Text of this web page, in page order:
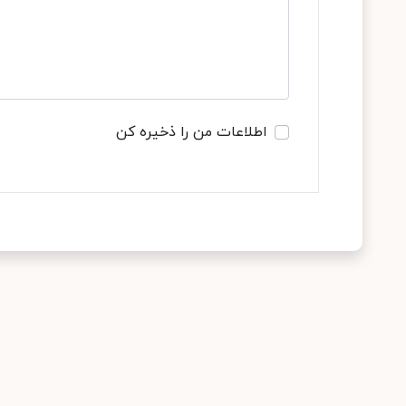
اطلاعات من را ذخیره کن